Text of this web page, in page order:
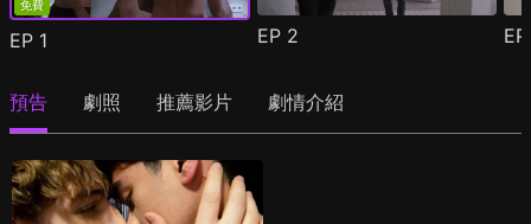
免費
EP 1 EP 2
預告 劇照 推薦影片 劇情介紹